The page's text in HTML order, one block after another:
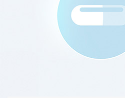
PRIVĀTUMA POLITIKA